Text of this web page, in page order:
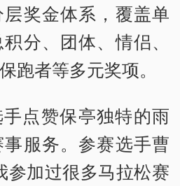
奖金体系，覆盖单
分、团体、情侣、
跑者等多元奖项。
点赞保亭独特的雨
服务。参赛选手曹
参加过很多马拉松赛